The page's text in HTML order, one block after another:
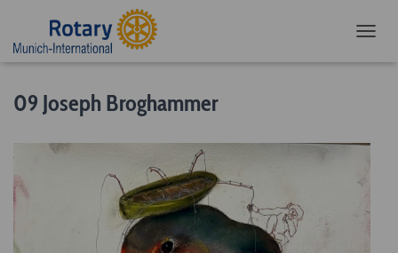
09 Joseph Broghammer